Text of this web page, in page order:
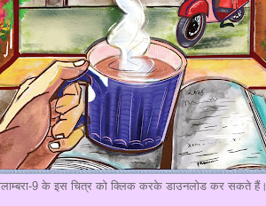
9 के इस चित्र को क्लिक करके डाउनलोड कर सकते हैं।